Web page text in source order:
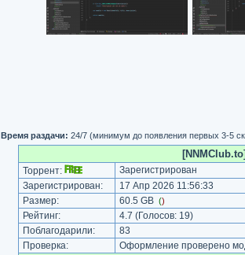
Время раздачи: 24/7 (минимум до появления первых 3-5
Торрент:
Зарегистрирован
Зарегистрирован:
17 Апр 2026 11:56:33
Размер:
60.5 GB ()
Рейтинг: 4.7 (Голосов: 19)
Поблагодарили:
83
Проверка:
Оформление проверено